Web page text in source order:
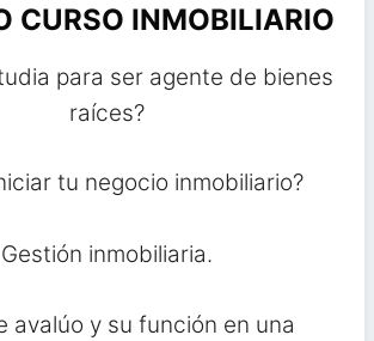
CURSO INMOBILIARIO
para ser agente de bienes
raíces?
tu negocio inmobiliario?
Gestión inmobiliaria.
avalúo y su función en una